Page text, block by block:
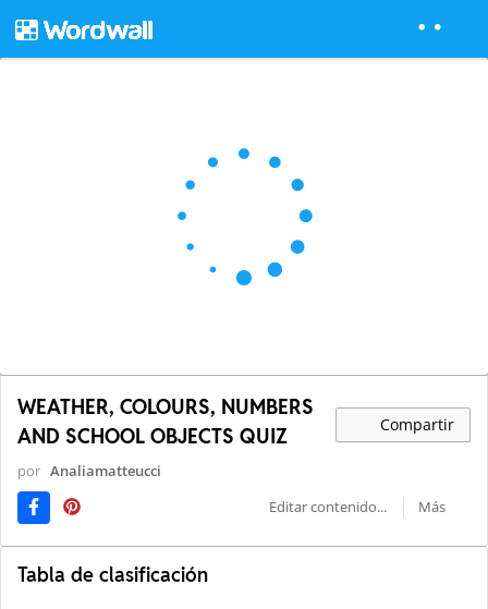
WEATHER, COLOURS, NUMBERS
AND SCHOOL OBJECTS QUIZ
Compartir
por Analiamatteucci
Editar contenido...
Más
Tabla de clasificación